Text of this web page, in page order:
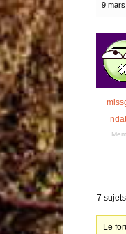
9
7
Le